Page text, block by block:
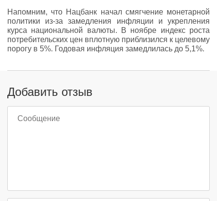
Напомним, что Нацбанк начал смягчение монетарной
политики из-за замедления инфляции и укрепления
курса национальной валюты. В ноябре индекс роста
потребительских цен вплотную приблизился к целевому
порогу в 5%. Годовая инфляция замедлилась до 5,1%.
Добавить отзыв